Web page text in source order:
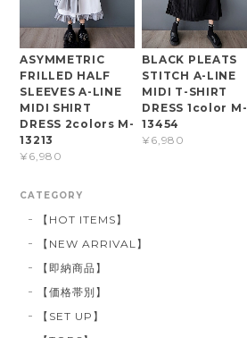
ASYMMETRIC
FRILLED HALF
SLEEVES A-LINE
MIDI SHIRT
DRESS 2colors M-
13213
¥6,980
BLACK PLEATS
STITCH A-LINE
MIDI T-SHIRT
DRESS 1color M-
13454
¥6,980
CATEGORY
【HOT ITEMS】
【NEW ARRIVAL】
【即納商品】
【価格帯別】
【SET UP】